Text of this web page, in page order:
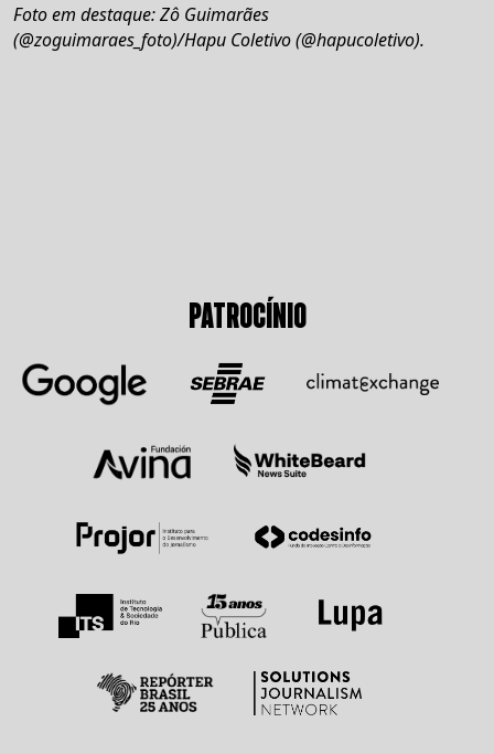
Foto em destaque: Zô Guimarães
(@zoguimaraes_foto)/Hapu Coletivo (@hapucoletivo).
PATROCÍNIO